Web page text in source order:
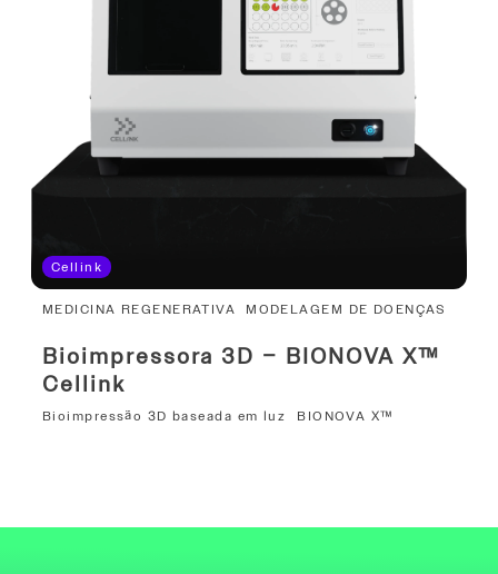
Cellink
MEDICINA REGENERATIVA MODELAGEM DE DOENÇAS
Bioimpressora 3D – BIONOVA X™
Cellink
Bioimpressão 3D baseada em luz BIONOVA X™